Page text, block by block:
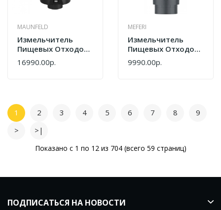
MAUNFELD
Измельчитель
Пищевых Отходов
Maunfeld
MWD5603PB
16990.00р.
MEFERI
Измельчитель
Пищевых Отходов
Meferi MFD380 SLIM
POWER
9990.00р.
1 2 3 4 5 6 7 8
9
>
>|
Показано с 1 по 12 из 704 (всего 59 страниц)
ПОДПИСАТЬСЯ НА НОВОСТИ